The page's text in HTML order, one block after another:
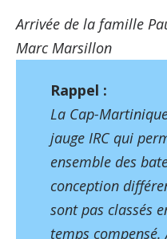
Arrivée de la famille
Marc Marsillon
Rappel :
La Cap-
jauge IRC qui
ensemble des
conception
sont pas classés
temps